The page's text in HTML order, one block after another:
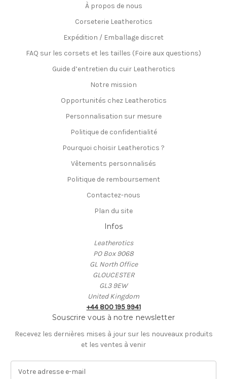
À propos de nous
Corseterie Leatherotics
Expédition / Emballage discret
FAQ sur les corsets et les tailles (Foire aux questions)
Guide d’entretien du cuir Leatherotics
Notre mission
Opportunités chez Leatherotics
Personnalisation sur mesure
Politique de confidentialité
Pourquoi choisir Leatherotics ?
Vêtements personnalisés
Politique de remboursement
Contactez-nous
Plan du site
Infos
Leatherotics
PO Box 9068
GL North Office
GLOUCESTER
GL3 9EW
United Kingdom
+44 800 195 9941
Souscrire vous à notre newsletter
Recevez les dernières mises à jour sur les nouveaux produits
et les ventes à venir